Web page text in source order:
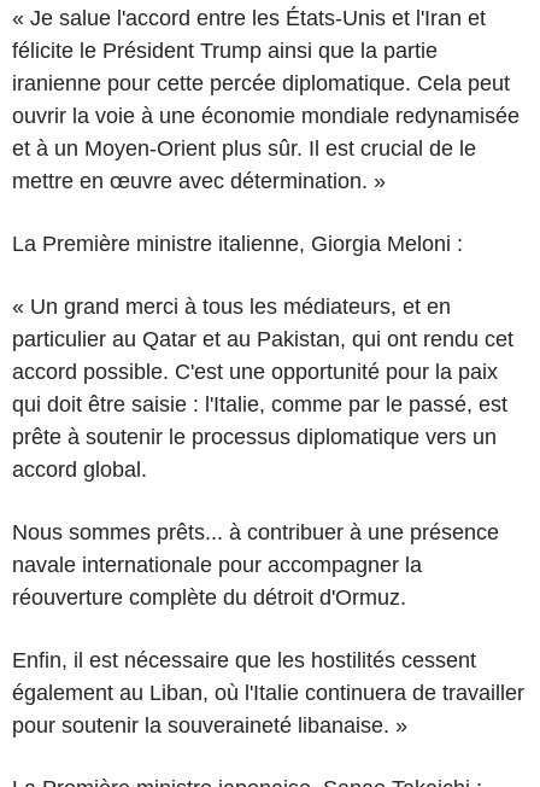
« Je salue l'accord entre les États-Unis et l'Iran et
félicite le Président Trump ainsi que la partie
iranienne pour cette percée diplomatique. Cela peut
ouvrir la voie à une économie mondiale redynamisée
et à un Moyen-Orient plus sûr. Il est crucial de le
mettre en œuvre avec détermination. »
La Première ministre italienne, Giorgia Meloni :
« Un grand merci à tous les médiateurs, et en
particulier au Qatar et au Pakistan, qui ont rendu cet
accord possible. C'est une opportunité pour la paix
qui doit être saisie : l'Italie, comme par le passé, est
prête à soutenir le processus diplomatique vers un
accord global.
Nous sommes prêts... à contribuer à une présence
navale internationale pour accompagner la
réouverture complète du détroit d'Ormuz.
Enfin, il est nécessaire que les hostilités cessent
également au Liban, où l'Italie continuera de travailler
pour soutenir la souveraineté libanaise. »